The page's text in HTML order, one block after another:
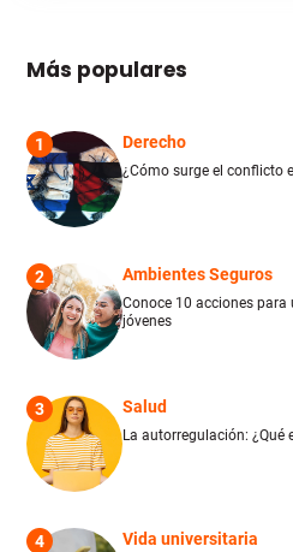
Más populares
1 Derecho
¿Cómo surge el conflicto
2 Ambientes Seguros
Conoce 10 acciones
jóvenes
3 Salud
La autorregulación: ¿Qué
4 Vida universitaria